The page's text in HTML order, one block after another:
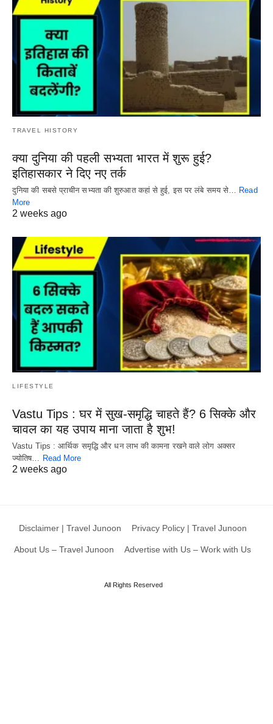
TRAVEL HISTORY
क्या दुनिया की पहली सभ्यता भारत में शुरू हुई?
इतिहासकार ने दिए नए तर्क
दुनिया की सबसे प्राचीन सभ्यता की शुरुआत कहां से हुई, इस पर लंबे समय से… Read
More
2 weeks ago
LIFESTYLE
Vastu Tips : घर में सुख-समृद्धि चाहते हैं? 6 सिक्के और
चावल का यह उपाय माना जाता है शुभ!
Vastu Tips : आर्थिक समृद्धि और धन लाभ की कामना रखने वाले लोग अक्सर
ज्योतिष… Read More
2 weeks ago
Disclaimer | Travel Junoon Privacy Policy | Travel Junoon
About Us – Travel Junoon Advertise with Us – Work with Us
All Rights Reserved